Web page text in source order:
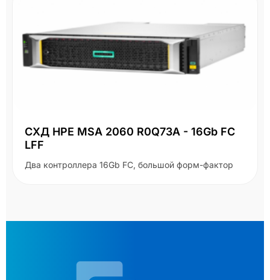
СХД HPE MSA 2060 R0Q73A - 16Gb FC
LFF
Два контроллера 16Gb FC, большой форм-фактор